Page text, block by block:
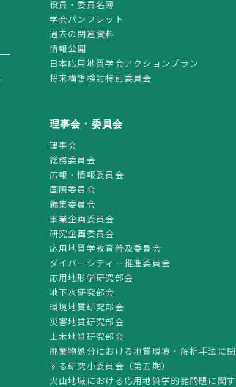
役員・委員名簿
学会パンフレット
過去の関連資料
情報公開
日本応用地質学会アクションプラン
将来構想検討特別委員会
理事会・委員会
理事会
総務委員会
広報・情報委員会
国際委員会
編集委員会
事業企画委員会
研究企画委員会
応用地質学教育普及委員会
ダイバーシティー推進委員会
応用地形学研究部会
地下水研究部会
環境地質研究部会
災害地質研究部会
土木地質研究部会
廃棄物処分における地質環境・解析手法に関
する研究小委員会（第五期）
火山地域における応用地質学的諸問題に関す